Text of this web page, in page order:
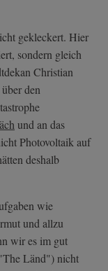
gekleckert. Hier
sondern gleich
Christian
den
und an das
Photovoltaik auf
deshalb
wie
und allzu
wir es im gut
Länd") nicht